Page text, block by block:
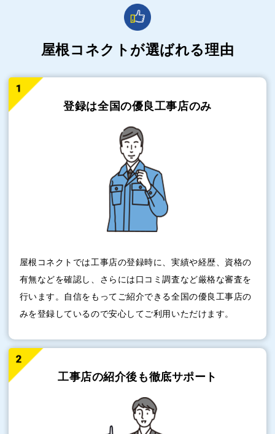
屋根コネクトが選ばれる理由
登録は全国の優良工事店のみ
屋根コネクトでは工事店の登録時に、実績や経歴、資格の
有無などを確認し、さらには口コミ調査など厳格な審査を
行います。自信をもってご紹介できる全国の優良工事店の
みを登録しているので安心してご利用いただけます。
工事店の紹介後も徹底サポート